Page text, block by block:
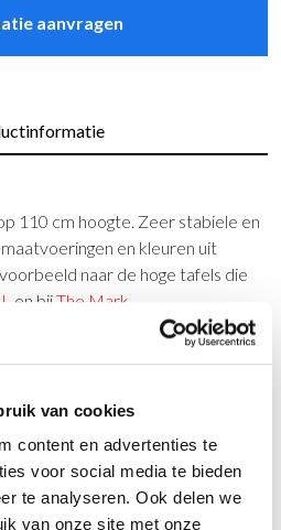
van cookies
content en advertenties te
voor social media te bieden
te analyseren. Ook delen we
van onze site met onze
aanvragen
110 cm hoogte. Zeer stabiele en
en kleuren uit
naar de hoge tafels die
en bijThe Mark
9006 aluminium en 9010 wit
Donker beuken, Kersen
x 80 cm., 160 x 80 cm. en 200 x